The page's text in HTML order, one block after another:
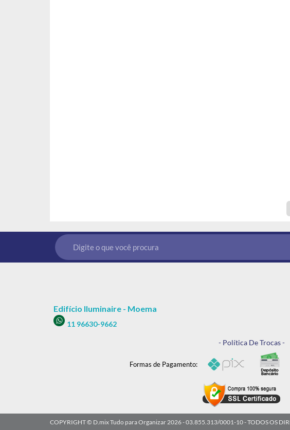
Edifício Iluminaire - Moema
11 96630-9662
- Política De Trocas -
Formas de Pagamento:
COPYRIGHT © D.mix Tudo para Organizar 2026 - 03.855.313/0001-10 - TODOS OS